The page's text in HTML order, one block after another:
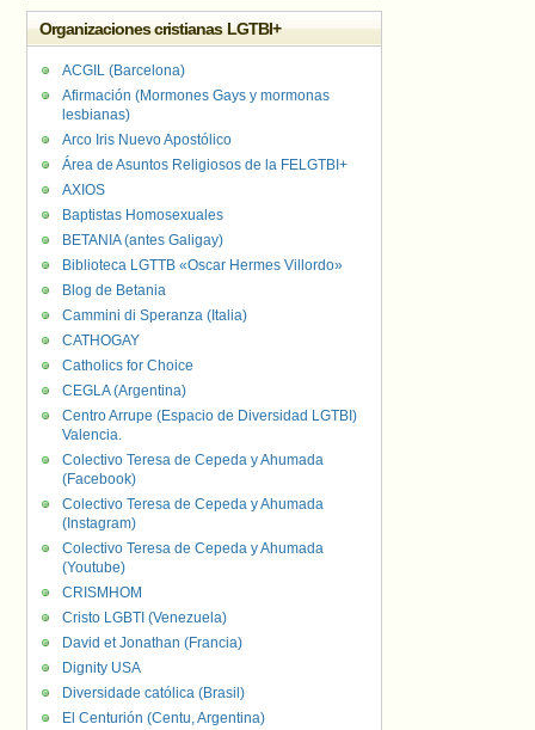
Organizaciones cristianas LGTBI+
ACGIL (Barcelona)
Afirmación (Mormones Gays y mormonas
lesbianas)
Arco Iris Nuevo Apostólico
Área de Asuntos Religiosos de la FELGTBI+
AXIOS
Baptistas Homosexuales
BETANIA (antes Galigay)
Biblioteca LGTTB «Oscar Hermes Villordo»
Blog de Betania
Cammini di Speranza (Italia)
CATHOGAY
Catholics for Choice
CEGLA (Argentina)
Centro Arrupe (Espacio de Diversidad LGTBI)
Valencia.
Colectivo Teresa de Cepeda y Ahumada
(Facebook)
Colectivo Teresa de Cepeda y Ahumada
(Instagram)
Colectivo Teresa de Cepeda y Ahumada
(Youtube)
CRISMHOM
Cristo LGBTI (Venezuela)
David et Jonathan (Francia)
Dignity USA
Diversidade católica (Brasil)
El Centurión (Centu, Argentina)